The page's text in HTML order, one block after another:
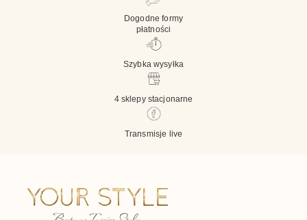
Dogodne formy
płatności
Szybka wysyłka
4 sklepy stacjonarne
Transmisje live